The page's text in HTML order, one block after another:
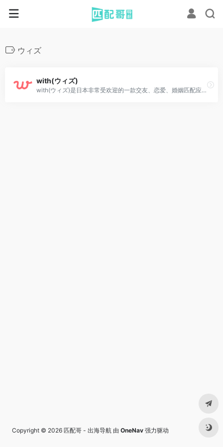
ウィズ
with(ウィズ)
with(ウィズ)是日本非常受欢迎的一款交友、恋爱、婚姻匹配应用程序
Copyright © 2026 匹配哥 - 出海导航 由 OneNav 强力驱动